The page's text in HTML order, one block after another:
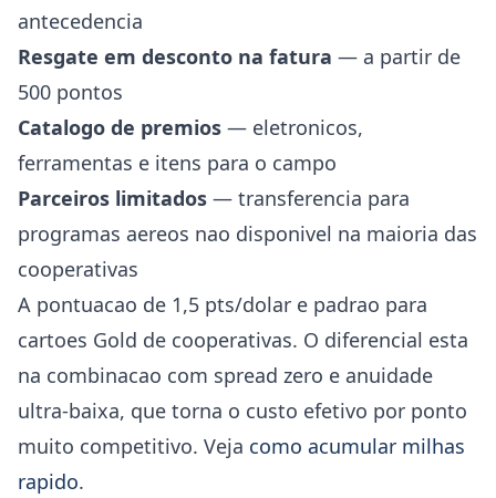
antecedencia
Resgate em desconto na fatura — a partir de
500 pontos
Catalogo de premios — eletronicos,
ferramentas e itens para o campo
Parceiros limitados — transferencia para
programas aereos nao disponivel na maioria das
cooperativas
A pontuacao de 1,5 pts/dolar e padrao para
cartoes Gold de cooperativas. O diferencial esta
na combinacao com spread zero e anuidade
ultra-baixa, que torna o custo efetivo por ponto
muito competitivo. Veja como acumular milhas
rapido.